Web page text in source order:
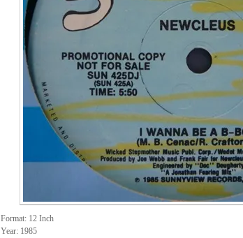
Format: 12 Inch
Year: 1985